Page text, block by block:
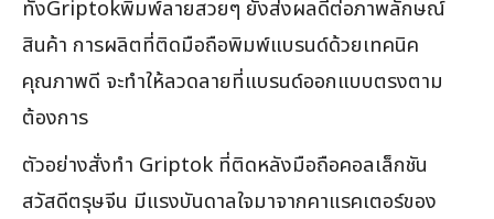
ทั้งGriptokพิมพ์ลายสวยๆ ยังส่งผลดีต่อภาพลักษณ์
สินค้า การผลิตที่ติดมือถือพิมพ์แบรนด์ด้วยเทคนิค
คุณภาพดี จะทำให้ลวดลายที่แบรนด์ออกแบบตรงตาม
ต้องการ
ตัวอย่างสั่งทำ Griptok ที่ติดหลังมือถือคอลเล็กชัน
สวัสดีตรุษจีน มีแรงบันดาลใจมาจากคาแรคเตอร์ของ